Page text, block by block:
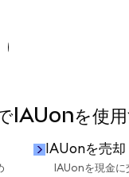
を使用
IAUonを売却
IAUonを現金に